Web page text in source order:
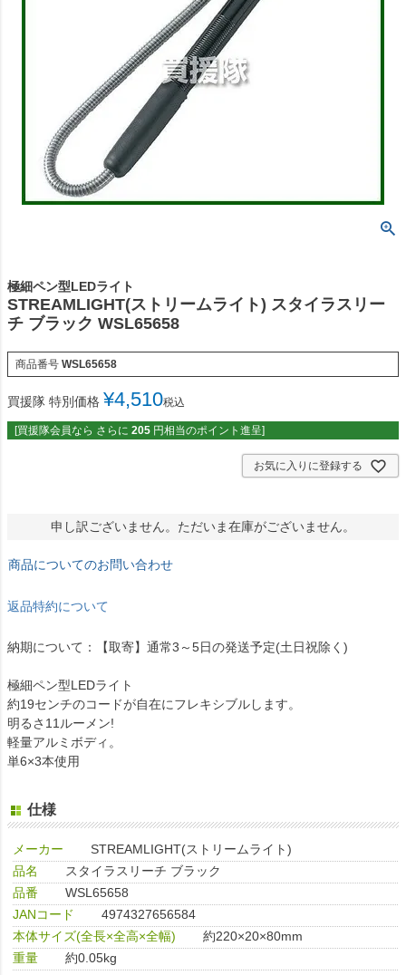
極細ペン型LEDライト
STREAMLIGHT(ストリームライト) スタイラスリー
チ ブラック WSL65658
商品番号 WSL65658
買援隊 特別価格 ¥4,510税込
[買援隊会員なら さらに 205 円相当のポイント進呈]
お気に入りに登録する
申し訳ございません。ただいま在庫がございません。
商品についてのお問い合わせ
返品特約について
納期について：【取寄】通常3～5日の発送予定(土日祝除く)
極細ペン型LEDライト
約19センチのコードが自在にフレキシブルします。
明るさ11ルーメン!
軽量アルミボディ。
単6×3本使用
仕様
メーカー
STREAMLIGHT(ストリームライト)
品名
スタイラスリーチ ブラック
品番
WSL65658
JANコード
4974327656584
本体サイズ(全長×全高×全幅)
約220×20×80mm
重量
約0.05kg